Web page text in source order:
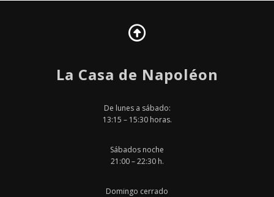
La Casa de Napoléon
De lunes a sábado:
13:15 – 15:30 horas.
Sábados noche
21:00 – 22:30 h.
Domingo cerrado